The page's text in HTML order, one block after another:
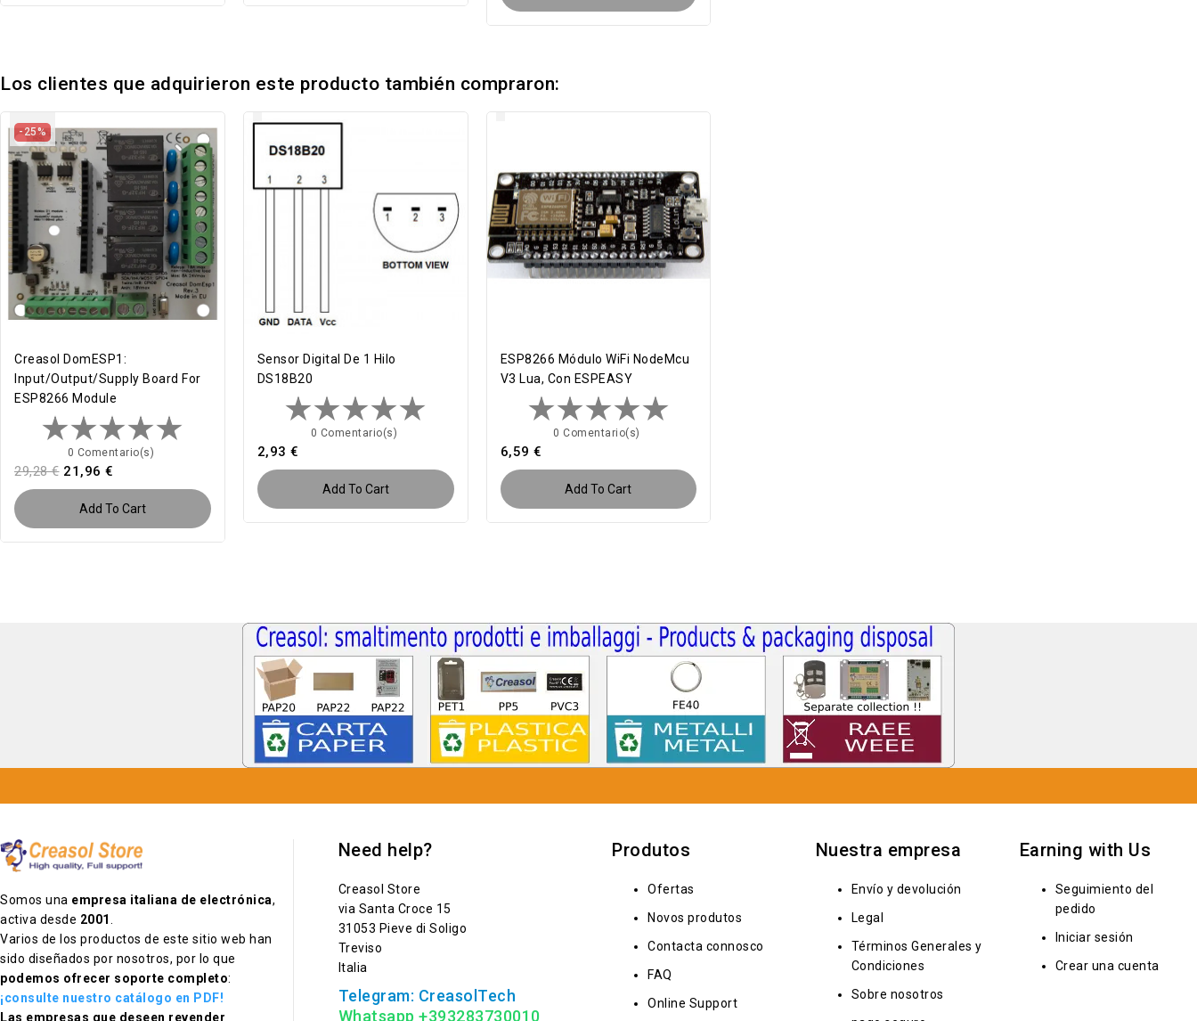
Los clientes que adquirieron este producto también compraron:
Creasol DomESP1:
Input/output/supply Board For
ESP8266 Module
0 Comentario(s)
29,28 € 21,96 €
Add To Cart
-25%
Sensor Digital De 1 Hilo
DS18B20
0 Comentario(s)
2,93 €
Add To Cart
ESP8266 Módulo WiFi NodeMcu
V3 Lua, Con ESPEASY
0 Comentario(s)
6,59 €
Add To Cart
Somos una empresa italiana de electrónica,
activa desde 2001
Varios de los productos de este sitio web han
sido diseñados por nosotros, por lo que
podemos ofrecer soporte completo:
¡consulte nuestro catálogo en PDF!
Las empresas que deseen revender
Need help?
Creasol Store
via Santa Croce 15
31053 Pieve di Soligo
Treviso
Italia
Telegram: CreasolTech
Whatsapp +393283730010
Produtos
Ofertas
Novos produtos
Contacta connosco
FAQ
Online Support
Nuestra empresa
Envío y devolución
Legal
Términos Generales y
Condiciones
Sobre nosotros
Earning with Us
Seguimiento del
pedido
Iniciar sesión
Crear una cuenta